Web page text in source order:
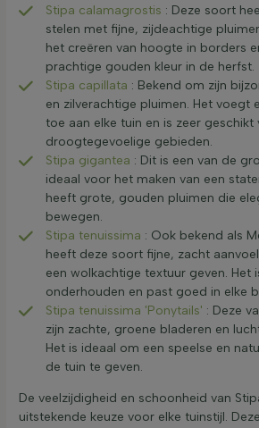
Stipa calamagrostis : Deze soort
stelen met fijne, zijdeachtige
het creëren van hoogte in borders
prachtige gouden kleur in de herfst.
Stipa capillata : Bekend om zijn
en zilverachtige pluimen. Het voegt
toe aan elke tuin en is zeer geschikt
droogtegevoelige gebieden.
Stipa gigantea : Dit is een van de
ideaal voor het maken van een
heeft grote, gouden pluimen die
bewegen.
Stipa tenuissima : Ook bekend als
heeft deze soort fijne, zacht
een wolkachtige textuur geven. Het
onderhouden en past goed in elke
Stipa tenuissima 'Ponytails' : Deze
zijn zachte, groene bladeren en
Het is ideaal om een speelse en
de tuin te geven.
De veelzijdigheid en schoonheid van
uitstekende keuze voor elke tuinstijl.